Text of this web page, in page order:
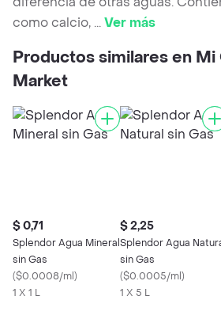
como calcio, ...Ver más
Productos similares en Mi
Market
$ 0,71
Splendor Agua Mineral
sin Gas
($0.0008/ml)
1 X 1 L
$ 2,25
Splendor Agua
sin Gas
($0.0005/ml)
1 X 5 L